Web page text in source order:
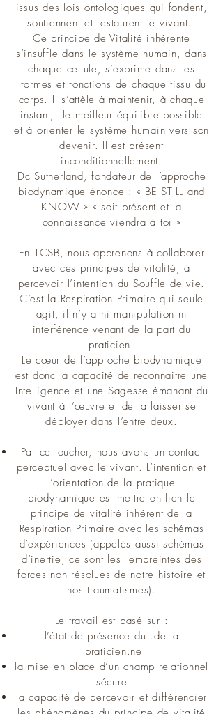
issus des lois ontologiques qui fondent,
soutiennent et restaurent le vivant.
Ce principe de Vitalité inhérente
s’insuffle dans le système humain, dans
chaque cellule, s’exprime dans les
formes et fonctions de chaque tissu du
corps. Il s’attèle à maintenir, à chaque
instant, le meilleur équilibre possible
et à orienter le système humain vers son
devenir. Il est présent
inconditionnellement.
Dc Sutherland, fondateur de l’approche
biodynamique énonce : « BE STILL and
KNOW » « soit présent et la
connaissance viendra à toi »
En TCSB, nous apprenons à collaborer
avec ces principes de vitalité, à
percevoir l’intention du Souffle de vie.
C’est la Respiration Primaire qui seule
agit, il n’y a ni manipulation ni
interférence venant de la part du
praticien.
Le cœur de l’approche biodynamique
est donc la capacité de reconnaitre une
Intelligence et une Sagesse émanant du
vivant à l’œuvre et de la laisser se
déployer dans l’entre deux.
Par ce toucher, nous avons un contact
perceptuel avec le vivant. L’intention et
l’orientation de la pratique
biodynamique est mettre en lien le
principe de vitalité inhérent de la
Respiration Primaire avec les schémas
d’expériences (appelés aussi schémas
d’inertie, ce sont les empreintes des
forces non résolues de notre histoire et
nos traumatismes).
Le travail est basé sur :
l’état de présence du .de la
praticien.ne
la mise en place d’un champ relationnel
sécure
la capacité de percevoir et différencier